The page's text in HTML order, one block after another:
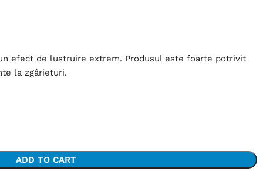
efect de lustruire extrem. Produsul este foarte potrivit
la zgârieturi.
ADD TO CART